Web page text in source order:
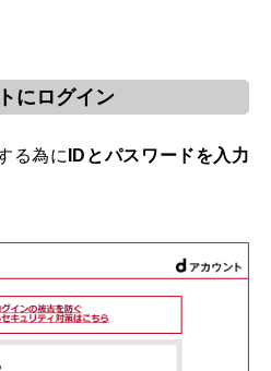
にログイン
る為に IDとパスワードを入力